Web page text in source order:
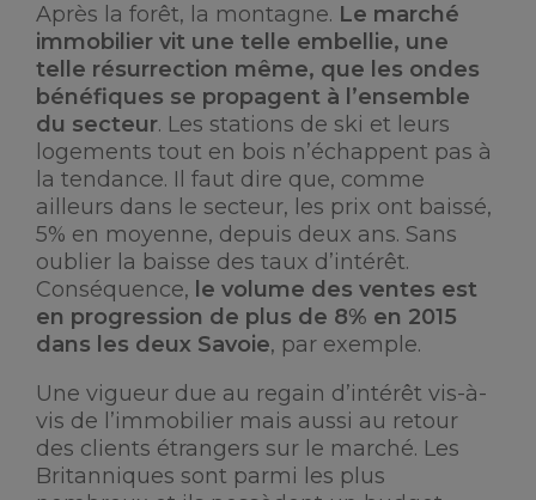
Après la forêt, la montagne. Le marché
immobilier vit une telle embellie, une
telle résurrection même, que les ondes
bénéfiques se propagent à l’ensemble
du secteur. Les stations de ski et leurs
logements tout en bois n’échappent pas à
la tendance. Il faut dire que, comme
ailleurs dans le secteur, les prix ont baissé,
5% en moyenne, depuis deux ans. Sans
oublier la baisse des taux d’intérêt.
Conséquence, le volume des ventes est
en progression de plus de 8% en 2015
dans les deux Savoie, par exemple.
Une vigueur due au regain d’intérêt vis-à-
vis de l’immobilier mais aussi au retour
des clients étrangers sur le marché. Les
Britanniques sont parmi les plus